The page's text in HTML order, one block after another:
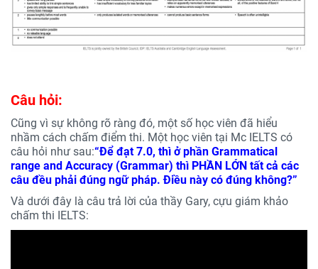
Câu hỏi:
Cũng vì sự không rõ ràng đó, một số học viên đã hiểu
nhầm cách chấm điểm thi. Một học viên tại Mc IELTS có
câu hỏi như sau:“Để đạt 7.0, thì ở phần Grammatical
range and Accuracy (Grammar) thì PHẦN LỚN tất cả các
câu đều phải đúng ngữ pháp. Điều này có đúng không?”
Và dưới đây là câu trả lời của thầy Gary, cựu giám khảo
chấm thi IELTS: